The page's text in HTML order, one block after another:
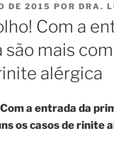
| DRA.
à qualidade de vida dos
cirurgia.
DE 2015 POR DRA.
Com a
são mais
alérgica
a entrada da
os casos derinite